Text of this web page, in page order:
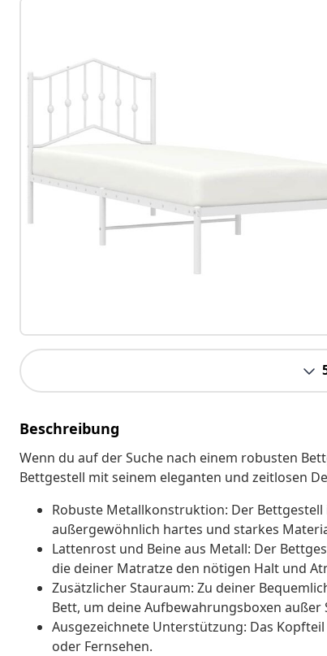
Beschreibung
Wenn du auf der Suche nach einem robusten
Bettgestell mit seinem eleganten und zeitlosen
Robuste Metallkonstruktion: Der
außergewöhnlich hartes und starkes
Lattenrost und Beine aus Metall: Der
die deiner Matratze den nötigen Halt und
Zusätzlicher Stauraum: Zu deiner
Bett, um deine Aufbewahrungsboxen außer
Ausgezeichnete Unterstützung: Das
oder Fernsehen.